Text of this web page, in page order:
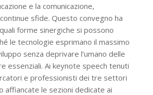
e la comunicazione,
sfide. Questo convegno ha
forme sinergiche si possono
le tecnologie esprimano il massimo
senza deprivare l’umano delle
essenziali. Ai keynote speech tenuti
e professionisti dei tre settori
affiancate le sezioni dedicate ai